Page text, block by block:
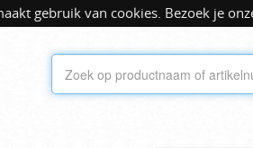
gebruik van cookies. Bezoek je